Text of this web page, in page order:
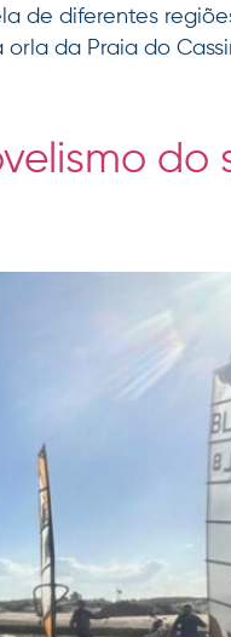
de diferentes
da Praia do
do